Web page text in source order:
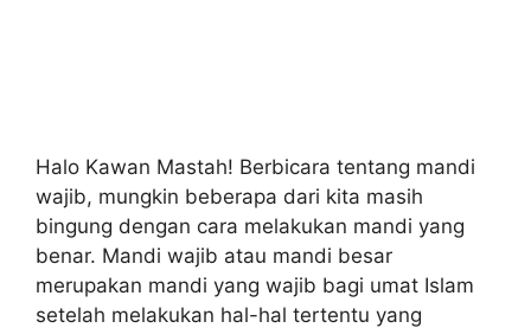
Halo Kawan Mastah! Berbicara tentang mandi
wajib, mungkin beberapa dari kita masih
bingung dengan cara melakukan mandi yang
benar. Mandi wajib atau mandi besar
merupakan mandi yang wajib bagi umat Islam
setelah melakukan hal-hal tertentu yang